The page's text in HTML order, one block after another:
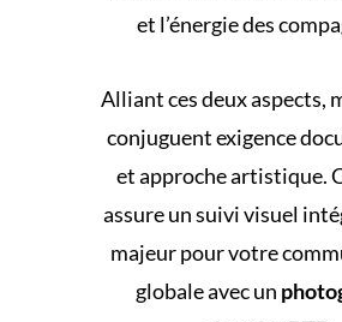
et l’énergie des
Alliant ces deux aspects,
conjuguent exigence
et approche artistique.
assure un suivi visuel
majeur pour votre
globale avec un